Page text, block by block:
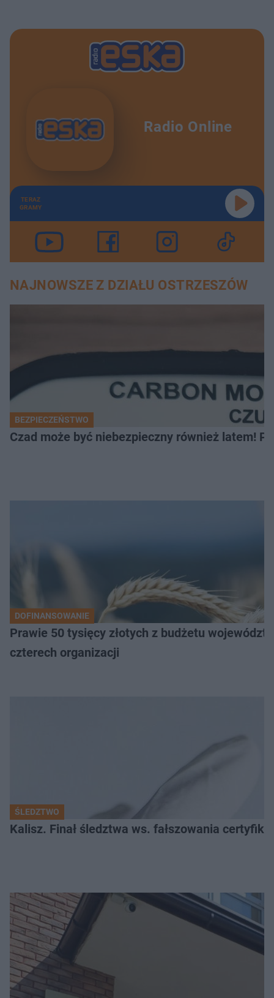
Radio Online
TERAZ
GRAMY
NAJNOWSZE Z DZIAŁU OSTRZESZÓW
BEZPIECZEŃSTWO
Czad może być niebezpieczny również latem!
DOFINANSOWANIE
Prawie 50 tysięcy złotych z budżetu
czterech organizacji
ŚLEDZTWO
Kalisz. Finał śledztwa ws. fałszowania